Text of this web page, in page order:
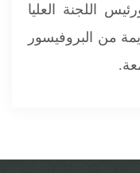
اللجنة العليا
من البروفيسور